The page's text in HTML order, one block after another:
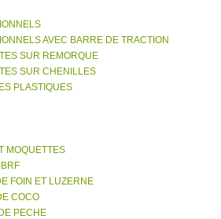
AVEC BARRE DE TRACTION
SUR REMORQUE
SUR CHENILLES
PLASTIQUES
MOQUETTES
FOIN ET LUZERNE
COCO
PECHE